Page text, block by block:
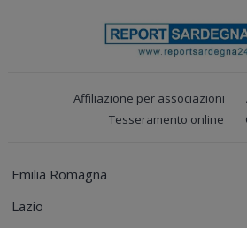
Affiliazione per associazioni
Tesseramento online
Emilia Romagna
Lazio